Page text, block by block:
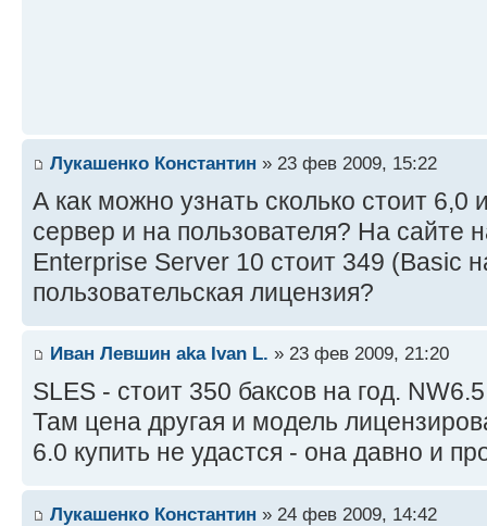
Лукашенко Константин » 23 фев 2009, 15:22
А как можно узнать сколько стоит 6,0
сервер и на пользователя? На сайте
Enterprise Server 10 стоит 349 (Basic
пользовательская лицензия?
Иван Левшин aka Ivan L. » 23 фев 2009, 21:20
SLES - стоит 350 баксов на год.
Там цена другая и модель
6.0 купить не удастся - она давно и
Лукашенко Константин » 24 фев 2009, 14:42